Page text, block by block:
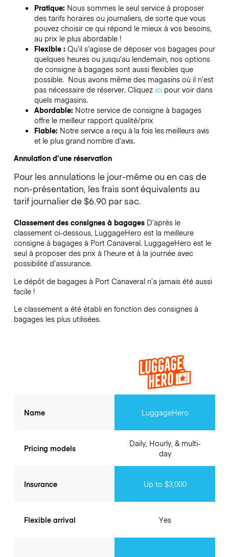
Pratique: Nous sommes le seul service à proposer
des tarifs horaires ou journaliers, de sorte que vous
pouvez choisir ce qui répond le mieux à vos besoins,
au prix le plus abordable !
Flexible : Qu’il s’agisse de déposer vos bagages pour
quelques heures ou jusqu’au lendemain, nos options
de consigne à bagages sont aussi flexibles que
possible. Nous avons même des magasins où il n’est
pas nécessaire de réserver. Cliquez icipour voir dans
quels magasins.
Abordable: Notre service de consigne à bagages
offre le meilleur rapport qualité/prix
Fiable: Notre service a reçu à la fois les meilleurs avis
et le plus grand nombre d’avis.
Annulation d’une réservation
Pour les annulations le jour-même ou en cas de
non-présentation, les frais sont équivalents au
tarif journalier de $6.90 par sac.
Classement des consignes à bagages D’après le
classement ci-dessous, LuggageHero est la meilleure
consigne à bagages à Port Canaveral. LuggageHero est le
seul à proposer des prix à l’heure et à la journée avec
possibilité d’assurance.
Le dépôt de bagages à Port Canaveraln’a jamais été aussi
facile !
Le classement a été établi en fonction des consignes à
bagages les plus utilisées.
Name
Pricing models
Insurance
Flexible arrival
LuggageHero
Daily, Hourly, & multi-
day
Up to $3,000
Yes